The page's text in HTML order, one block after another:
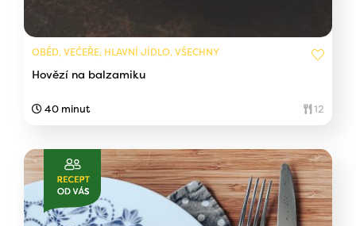
OBĚD, VEČEŘE, HLAVNÍ JÍDLO, VŠECHNY
Hovězí na balzamiku
40 minut 12